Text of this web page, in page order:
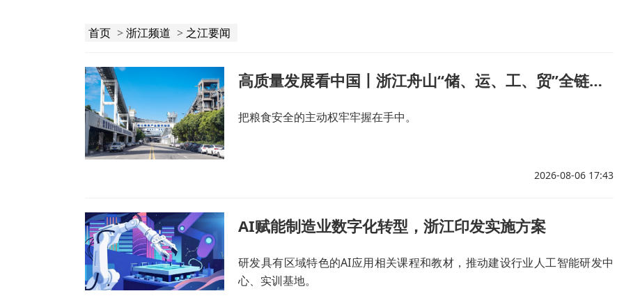
首页 >浙江频道 > 之江要闻
高质量发展看中国丨浙江舟山“储、运、工、贸”全链发力，筑牢“手中有粮”
把粮食安全的主动权牢牢握在手中。
2026-08-06 17:43
AI赋能制造业数字化转型，浙江印发实施方案
研发具有区域特色的AI应用相关课程和教材，推动建设行业人工智能研发中
心、实训基地。